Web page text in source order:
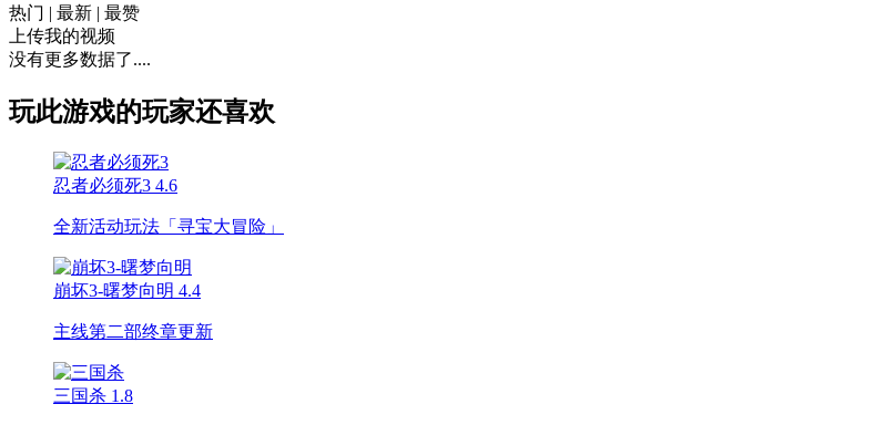
热门 | 最新 | 最赞
上传我的视频
没有更多数据了....
玩此游戏的玩家还喜欢
忍者必须死3 4.6
全新活动玩法「寻宝大冒险」
崩坏3-曙梦向明 4.4
主线第二部终章更新
三国杀 1.8